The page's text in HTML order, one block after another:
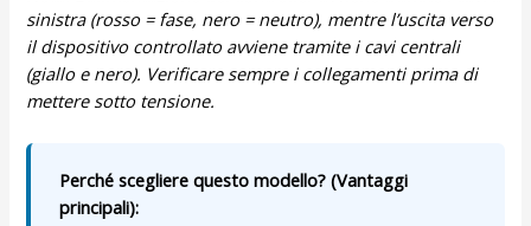
sinistra (rosso = fase, nero = neutro), mentre l’uscita verso
il dispositivo controllato avviene tramite i cavi centrali
(giallo e nero). Verificare sempre i collegamenti prima di
mettere sotto tensione.
Perché scegliere questo modello? (Vantaggi
principali):